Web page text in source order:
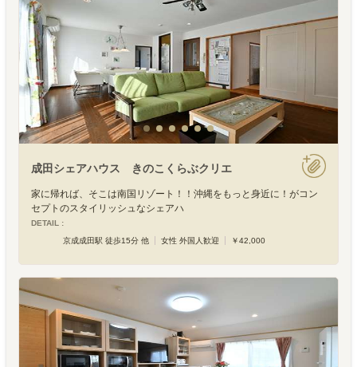
成田シェアハウス きのこくらぶクリエ
家に帰れば、そこは南国リゾート！！沖縄をもっと身近に！がコン
セプトのスタイリッシュなシェアハ
DETAIL :
京成成田駅 徒歩15分 他
女性 外国人歓迎 ￥42,000